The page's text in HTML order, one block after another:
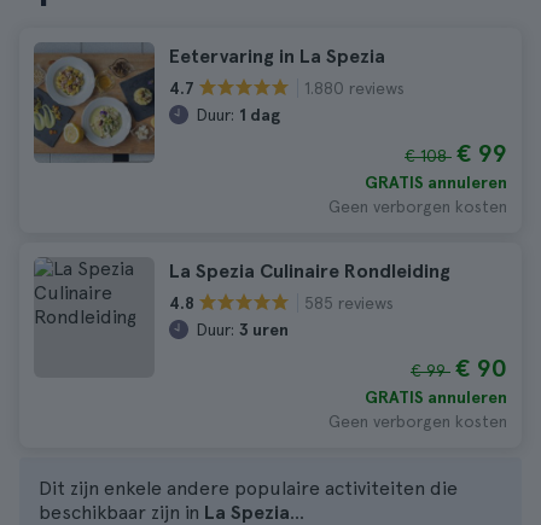
Eetervaring in La Spezia
4.7
1.880 reviews
Duur: 1 dag
€ 108 € 99
GRATIS annuleren
Geen verborgen kosten
La Spezia Culinaire Rondleiding
4.8
585 reviews
Duur: 3 uren
€ 99 € 90
GRATIS annuleren
Geen verborgen kosten
Dit zijn enkele andere populaire activiteiten die
beschikbaar zijn in La Spezia...